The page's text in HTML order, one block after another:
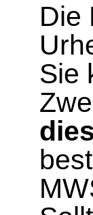
Die
Sie